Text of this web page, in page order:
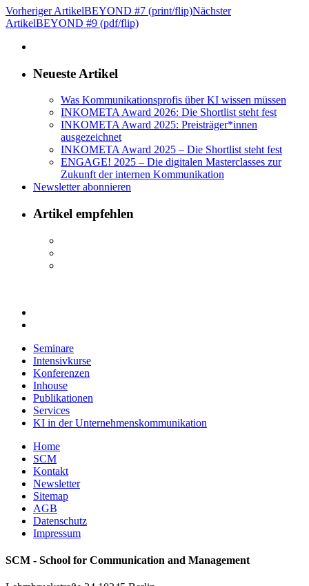
Vorheriger ArtikelBEYOND #7 (print/flip)Nächster
ArtikelBEYOND #9 (pdf/flip)
Neueste Artikel
Was Kommunikationsprofis über KI wissen müssen
INKOMETA Award 2026: Die Shortlist steht fest
INKOMETA Award 2025: Preisträger*innen
ausgezeichnet
INKOMETA Award 2025 – Die Shortlist steht fest
ENGAGE! 2025 – Die digitalen Masterclasses zur
Zukunft der internen Kommunikation
Newsletter abonnieren
Artikel empfehlen
Seminare
Intensivkurse
Konferenzen
Inhouse
Publikationen
Services
KI in der Unternehmenskommunikation
Home
SCM
Kontakt
Newsletter
Sitemap
AGB
Datenschutz
Impressum
SCM - School for Communication and Management